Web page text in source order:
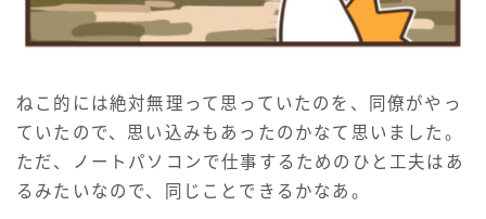
ねこ的には絶対無理って思っていたのを、同僚がやっ
ていたので、思い込みもあったのかなて思いました。
ただ、ノートパソコンで仕事するためのひと工夫はあ
るみたいなので、同じことできるかなあ。